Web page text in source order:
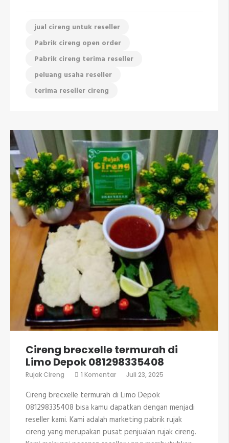
jual cireng untuk reseller
Pabrik cireng open order
Pabrik cireng terima reseller
peluang usaha reseller
terima reseller cireng
Cireng brecxelle termurah di
Limo Depok 081298335408
Rujak Cireng 1 Komentarpada
termurah
di
Limo
Depok
081298335408
Juli 23, 2025
Cireng brecxelle termurah di Limo Depok
081298335408 bisa kamu dapatkan dengan menjadi
reseller kami. Kami adalah marketing pabrik rujak
cireng yang merupakan pusat penjualan rujak cireng.